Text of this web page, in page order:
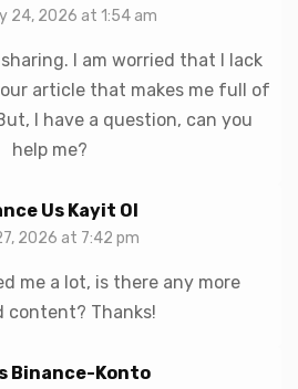
24, 2026 at 1:54 am
I am worried that I lack
article that makes me full of
I have a question, can you
help me?
Us Kayit Ol
2026 at 7:42 pm
me a lot, is there any more
content? Thanks!
Binance-Konto